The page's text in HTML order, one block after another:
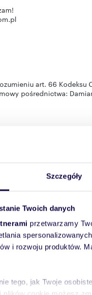
Szczegóły
Twoich danych
przetwarzamy
i rozwoju produktów.
tego, jak Twoje
art. 66 Kodeksu
pośrednictwa:
mazurskiepowiat: